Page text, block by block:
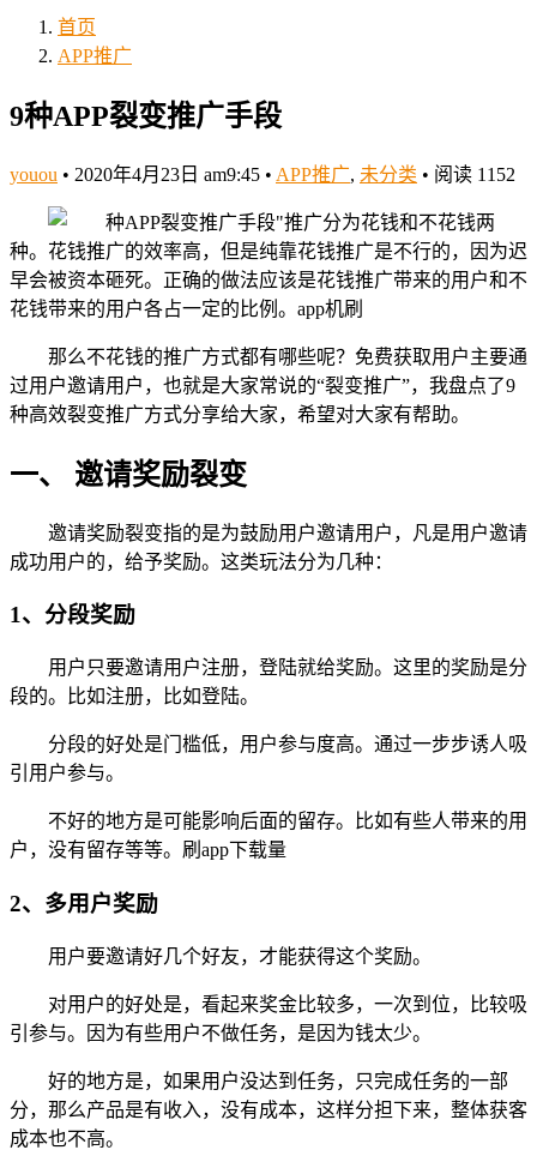
首页
APP推广
9种APP裂变推广手段
youou • 2020年4月23日 am9:45 • APP推广, 未分类 • 阅读 1152
推广分为花钱和不花钱两
种。花钱推广的效率高，但是纯靠花钱推广是不行的，因为迟
早会被资本砸死。正确的做法应该是花钱推广带来的用户和不
花钱带来的用户各占一定的比例。app机刷
那么不花钱的推广方式都有哪些呢？免费获取用户主要通
过用户邀请用户，也就是大家常说的“裂变推广”，我盘点了9
种高效裂变推广方式分享给大家，希望对大家有帮助。
一、 邀请奖励裂变
邀请奖励裂变指的是为鼓励用户邀请用户，凡是用户邀请
成功用户的，给予奖励。这类玩法分为几种：
1、分段奖励
用户只要邀请用户注册，登陆就给奖励。这里的奖励是分
段的。比如注册，比如登陆。
分段的好处是门槛低，用户参与度高。通过一步步诱人吸
引用户参与。
不好的地方是可能影响后面的留存。比如有些人带来的用
户，没有留存等等。刷app下载量
2、多用户奖励
用户要邀请好几个好友，才能获得这个奖励。
对用户的好处是，看起来奖金比较多，一次到位，比较吸
引参与。因为有些用户不做任务，是因为钱太少。
好的地方是，如果用户没达到任务，只完成任务的一部
分，那么产品是有收入，没有成本，这样分担下来，整体获客
成本也不高。